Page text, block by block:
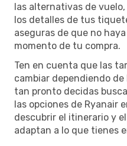
las alternativas de
los detalles de tus
aseguras de que no
momento de tu compra.
Ten en cuenta que las
cambiar dependiendo
tan pronto decidas
las opciones de Ryanair
descubrir el itinerario y
adaptan a lo que tienes